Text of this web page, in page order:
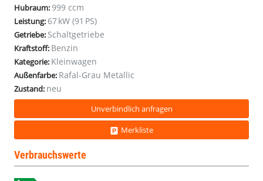
Hubraum:999 ccm
Leistung:67 kW (91 PS)
Getriebe: Schaltgetriebe
Kraftstoff: Benzin
Kategorie: Kleinwagen
Außenfarbe: Rafal-Grau Metallic
Zustand: neu
Unverbindlich anfragen
Merkliste
Verbrauchswerte